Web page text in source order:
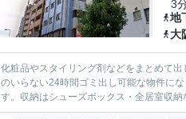
3
地
大
化粧品やスタイリング剤などをまとめて
のいらない24時間ゴミ出し可能な物件に
す。収納はシューズボックス・全居室収